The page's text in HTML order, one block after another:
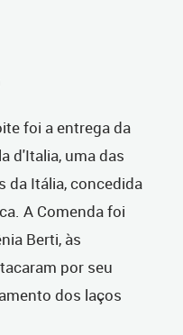
foi a entrega da
d'Italia, uma das
da Itália, concedida
A Comenda foi
Berti, às
por seu
dos laços